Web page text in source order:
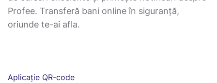
Profee. Transferă bani online în siguranță,
oriunde te-ai afla.
Aplicație QR-code